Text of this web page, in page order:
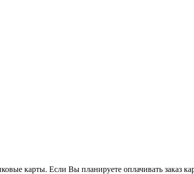
карты. Если Вы планируете оплачивать заказ